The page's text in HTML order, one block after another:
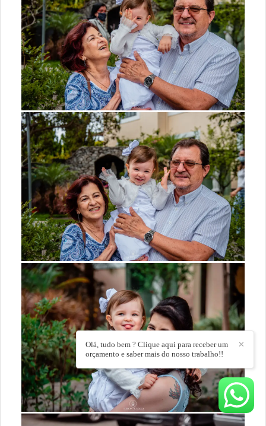
✕
Olá, tudo bem ? Clique aqui para receber um
orçamento e saber mais do nosso trabalho!!